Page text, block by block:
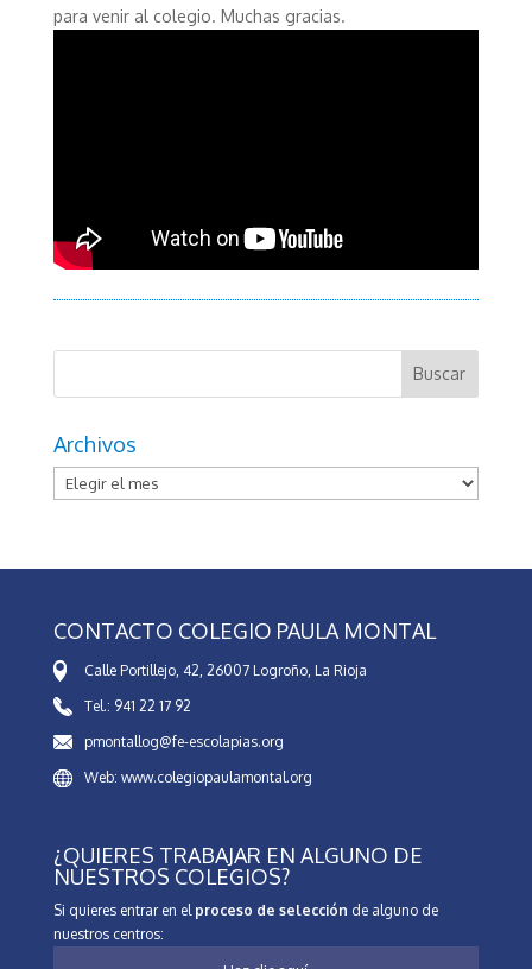
para venir al colegio. Muchas gracias.
Archivos
Archivos
CONTACTO COLEGIO PAULA MONTAL
Calle Portillejo, 42, 26007 Logroño, La Rioja
Tel.: 941 22 17 92
pmontallog@fe-escolapias.org
Web: www.colegiopaulamontal.org
¿QUIERES TRABAJAR EN ALGUNO DE
NUESTROS COLEGIOS?
Si quieres entrar en el proceso de selección de alguno de
nuestros centros: